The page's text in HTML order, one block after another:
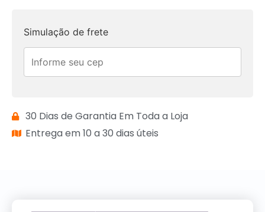
Simulação de frete
30 Dias de Garantia Em Toda a Loja
Entrega em 10 a 30 dias úteis